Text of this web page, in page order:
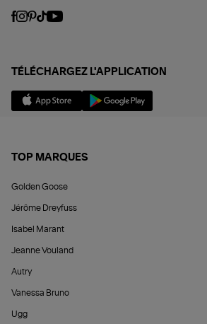
TÉLÉCHARGEZ L'APPLICATION
TOP MARQUES
Golden Goose
Jérôme Dreyfuss
Isabel Marant
Jeanne Vouland
Autry
Vanessa Bruno
Ugg